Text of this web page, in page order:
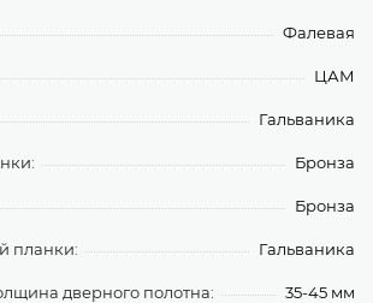
Фалевая
ЦАМ
Гальваника
Бронза
Бронза
планки: Гальваника
дверного полотна: 35-45 мм